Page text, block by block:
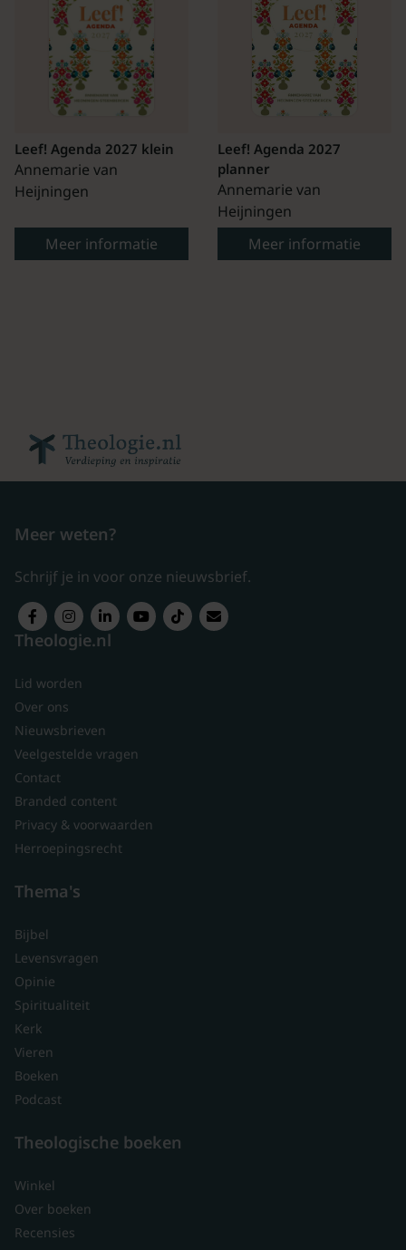
Leef! Agenda 2027 klein
Annemarie van
Heijningen
Meer informatie
Leef! Agenda 2027
planner
Annemarie van
Heijningen
Meer informatie
Meer weten?
Schrijf je in voor onze nieuwsbrief.
Theologie.nl
Lid worden
Over ons
Nieuwsbrieven
Veelgestelde vragen
Contact
Branded content
Privacy & voorwaarden
Herroepingsrecht
Thema's
Bijbel
Levensvragen
Opinie
Spiritualiteit
Kerk
Vieren
Boeken
Podcast
Theologische boeken
Winkel
Over boeken
Recensies